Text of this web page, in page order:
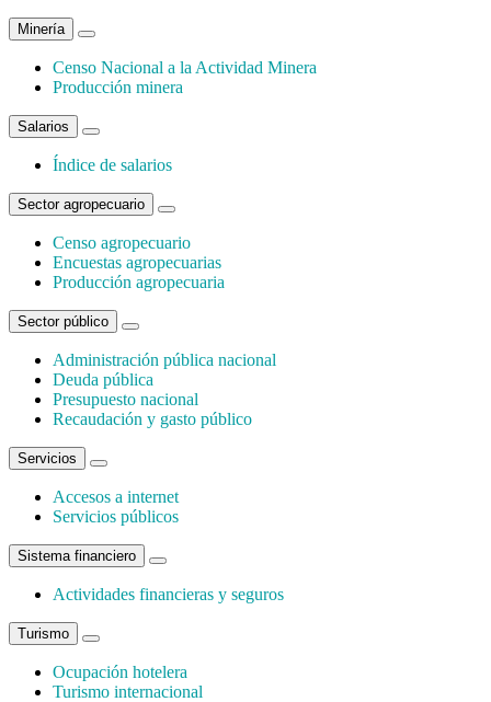
Minería
Censo Nacional a la Actividad Minera
Producción minera
Salarios
Índice de salarios
Sector agropecuario
Censo agropecuario
Encuestas agropecuarias
Producción agropecuaria
Sector público
Administración pública nacional
Deuda pública
Presupuesto nacional
Recaudación y gasto público
Servicios
Accesos a internet
Servicios públicos
Sistema financiero
Actividades financieras y seguros
Turismo
Ocupación hotelera
Turismo internacional